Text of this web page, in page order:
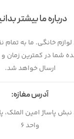
درباره ما بیشتر
خانگی. ما به
شما در کمترین زمان و
ارسال خواهد شد.
آدرس مغازه:
واحد 6